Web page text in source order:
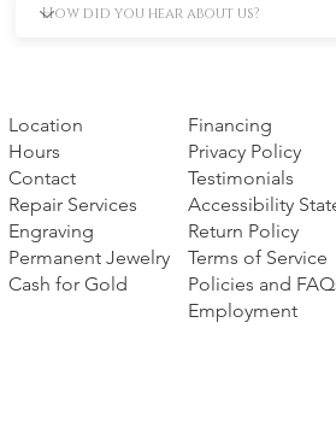
Location
Hours
Contact
Repair Services
Engraving
Permanent Jewelry
Cash for Gold
Financing
Privacy Policy
Testimonials
Accessibility
Return Policy
Terms of Service
Policies and
Employment